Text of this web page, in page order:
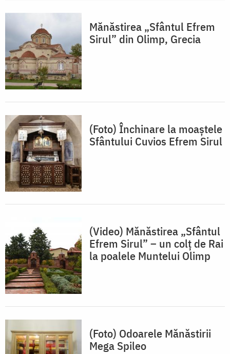
Mănăstirea „Sfântul Efrem
Sirul” din Olimp, Grecia
(Foto) Închinare la moaștele
Sfântului Cuvios Efrem Sirul
(Video) Mănăstirea „Sfântul
Efrem Sirul” – un colţ de Rai
la poalele Muntelui Olimp
(Foto) Odoarele Mănăstirii
Mega Spileo